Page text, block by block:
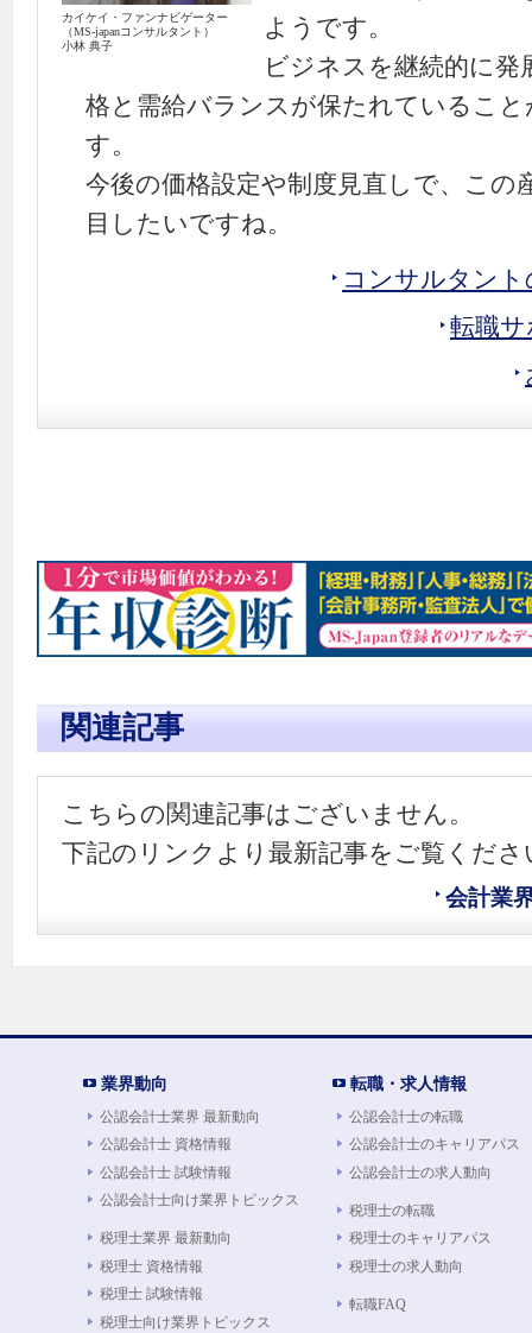
カイケイ・ファンナビゲーター
（MS-japanコンサルタント）
小林 典子
ようです。
ビジネスを継続的に
格と需給バランスが保たれているこ
す。
今後の価格設定や制度見直しで、この
目したいですね。
コンサルタン
転職
関連記事
こちらの関連記事はございません。
下記のリンクより最新記事をご覧くださ
会計業
業界動向
公認会計士業界 最新動向
公認会計士 資格情報
公認会計士 試験情報
公認会計士向け業界トピックス
税理士業界 最新動向
税理士 資格情報
税理士 試験情報
税理士向け業界トピックス
転職・求人情報
公認会計士の転職
公認会計士のキャリアパス
公認会計士の求人動向
税理士の転職
税理士のキャリアパス
税理士の求人動向
転職FAQ